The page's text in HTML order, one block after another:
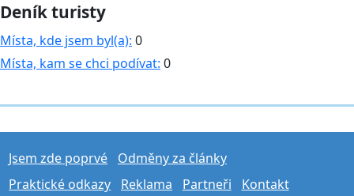
Deník turisty
Místa, kde jsem byl(a): 0
Místa, kam se chci podívat: 0
Jsem zde poprvé
Odměny za články
Praktické odkazy
Reklama Partneři Kontakt